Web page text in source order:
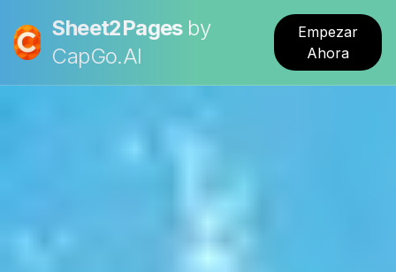
Sheet2Pages by
CapGo.AI
Empezar
Ahora